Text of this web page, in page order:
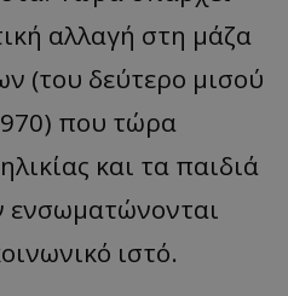
αλλαγή στη μάζα
(του δεύτερο μισού
που τώρα
και τα παιδιά
ενσωματώνονται
ιστό.